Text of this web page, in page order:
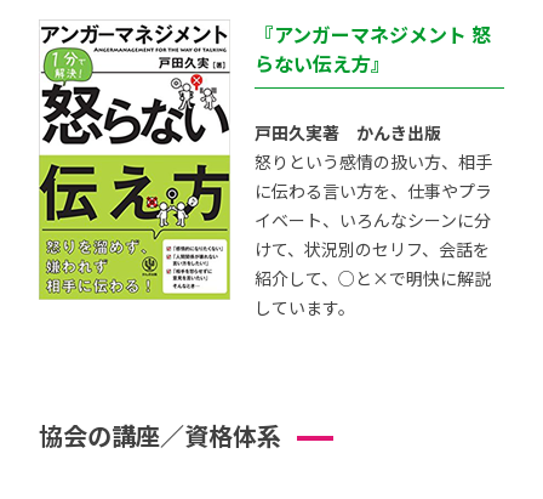
『アンガーマネジメント 怒
らない伝え方』
戸田久実著 かんき出版
怒りという感情の扱い方、相手
に伝わる言い方を、仕事やプラ
イベート、いろんなシーンに分
けて、状況別のセリフ、会話を
紹介して、○と×で明快に解説
しています。
協会の講座／資格体系